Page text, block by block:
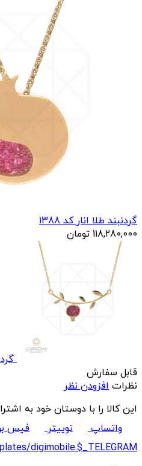
گردنبند طلا انار کد 1388
118,280,000 تومان
قابل سفارش
نظرات افزودن نظر
این کالا را با دوستان خود به
واتساپ
توییتر
فیس
digimobile.$_TELEGRAM